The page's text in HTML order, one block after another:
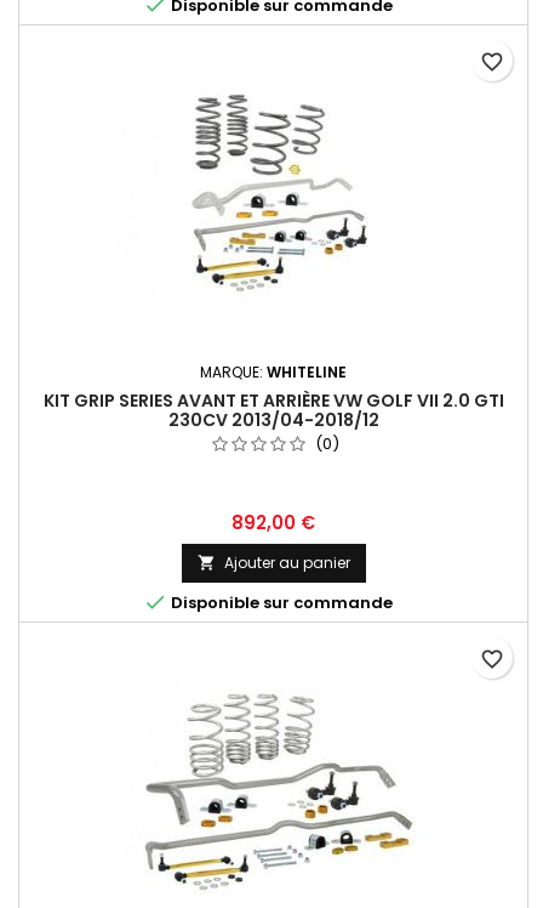
 Disponible sur commande
MARQUE: WHITELINE
KIT GRIP SERIES AVANT ET ARRIÈRE VW GOLF VII 2.0 GTI
230CV 2013/04-2018/12
(0)
Prix
892,00 €
 Ajouter au panier
 Disponible sur commande
favorite_border
favorite_border